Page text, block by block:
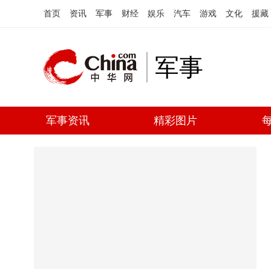
首页 资讯 军事 财经 娱乐 汽车 游戏 文化 援藏
军事
军事资讯 精彩图片